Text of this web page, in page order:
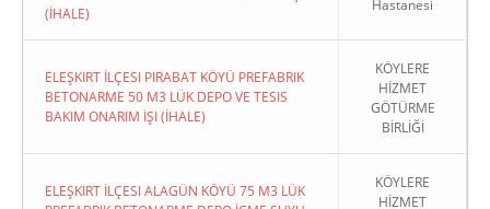
(İHALE)
Hastanesi
ELEŞKIRT İLÇESI PIRABAT KÖYÜ PREFABRIK
BETONARME 50 M3 LÜK DEPO VE TESIS
BAKIM ONARIM İŞI (İHALE)
KÖYLERE
HİZMET
GÖTÜRME
BİRLİĞİ
ELEŞKIRT İLÇESI ALAGÜN KÖYÜ 75 M3 LÜK
KÖYLERE
HİZMET